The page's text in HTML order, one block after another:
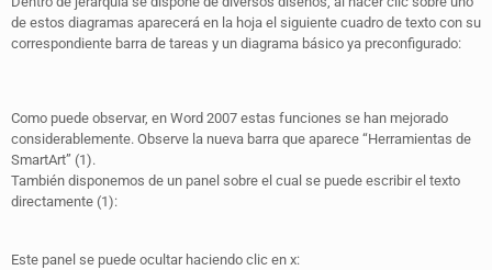
de estos diagramas aparecerá en la hoja el siguiente cuadro de texto con su
correspondiente barra de tareas y un diagrama básico ya preconfigurado:
Como puede observar, en Word 2007 estas funciones se han mejorado
considerablemente. Observe la nueva barra que aparece “Herramientas de
SmartArt” (1).
También disponemos de un panel sobre el cual se puede escribir el texto
directamente (1):
Este panel se puede ocultar haciendo clic en x: